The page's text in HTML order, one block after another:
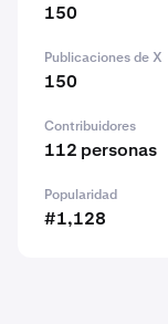
150
Publicaciones de X
150
Contribuidores
112 personas
Popularidad
#1,128